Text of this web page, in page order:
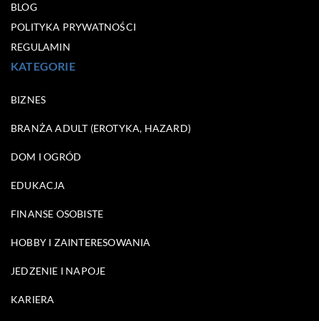
BLOG
POLITYKA PRYWATNOŚCI
REGULAMIN
KATEGORIE
BIZNES
BRANŻA ADULT (EROTYKA, HAZARD)
DOM I OGRÓD
EDUKACJA
FINANSE OSOBISTE
HOBBY I ZAINTERESOWANIA
JEDZENIE I NAPOJE
KARIERA